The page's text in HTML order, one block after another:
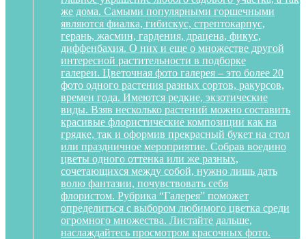
же дома. Самыми популярными горшечными
являются фиалка, гибискус, стрептокарпус,
герань, жасмин, гардения, драцена, фикус,
диффенбахия. О них и еще о множестве другой
интересной растительности в подборке
галереи. Цветочная фото галерея – это более 20
фото одного растения разных сортов, ракурсов,
времен года. Имеются редкие, экзотические
виды. Взяв несколько растений можно составить
красивые флористические композиции как на
грядке, так и оформив прекрасный букет на стол
или праздничное мероприятие. Собрав воедино
цветы одного оттенка или же разных,
сочетающихся между собой, нужно лишь дать
волю фантазии, почувствовать себя
флористом. Рубрика “Галерея” поможет
определиться с выбором любимого цветка среди
огромного множества. Листайте дальше,
наслаждайтесь просмотром красочных фото.